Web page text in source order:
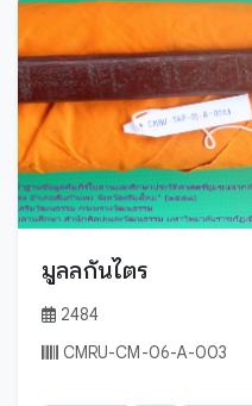
ตราด
ตาก
นครนายก
นครปฐม
นครพนม
นครราชสีมา
นครศรีธรรมราช
นครสวรรค์
นราธิวาส
มูลลกันไตร
2484
CMRU-CM-06-A-003